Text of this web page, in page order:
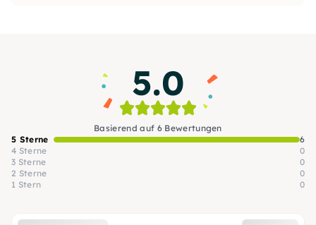
5.0
Basierend auf 6 Bewertungen
5 Sterne
6
4 Sterne
0
3 Sterne
0
2 Sterne
0
1 Stern
0